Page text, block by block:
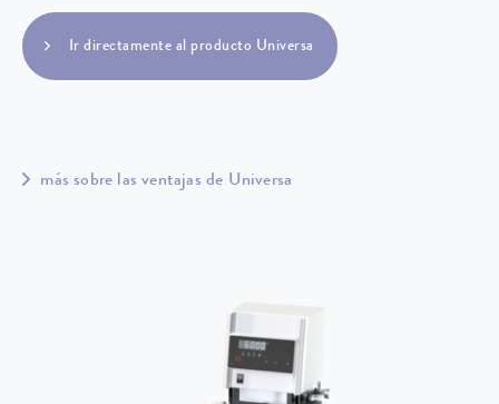
Ir directamente al producto Universa
más sobre las ventajas de Universa